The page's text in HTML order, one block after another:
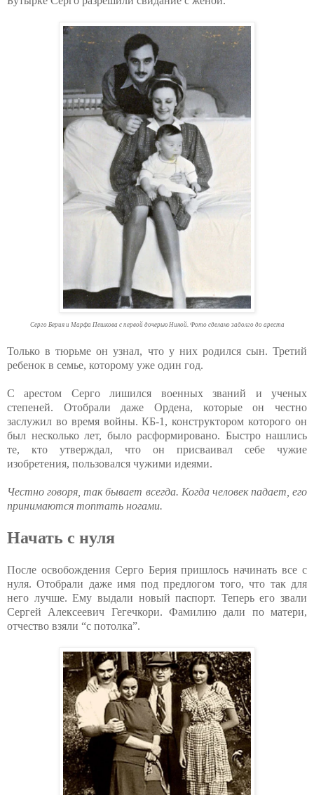
Серго Берия и Марфа Пешкова с первой дочерью Ниной. Фото сделано задолго до ареста
Только в тюрьме он узнал, что у них родился сын. Третий
ребенок в семье, которому уже один год.
С арестом Серго лишился военных званий и ученых
степеней. Отобрали даже Ордена, которые он честно
заслужил во время войны. КБ-1, конструктором которого он
был несколько лет, было расформировано. Быстро нашлись
те, кто утверждал, что он присваивал себе чужие
изобретения, пользовался чужими идеями.
Честно говоря, так бывает всегда. Когда человек падает, его
принимаются топтать ногами.
Начать с нуля
После освобождения Серго Берия пришлось начинать все с
нуля. Отобрали даже имя под предлогом того, что так для
него лучше. Ему выдали новый паспорт. Теперь его звали
Сергей Алексеевич Гегечкори. Фамилию дали по матери,
отчество взяли “с потолка”.